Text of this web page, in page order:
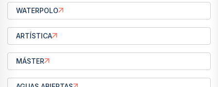
WATERPOLO
ARTÍSTICA
MÁSTER